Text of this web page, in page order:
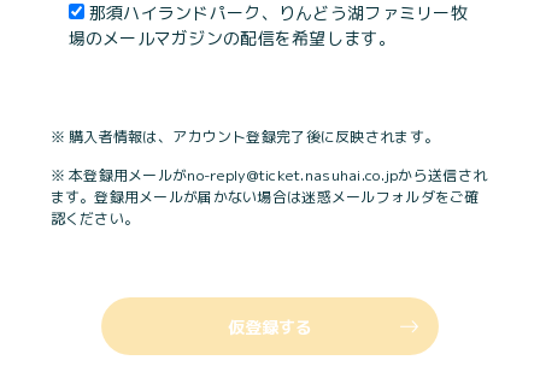
那須ハイランドパーク、りんどう湖ファミリー牧
場のメールマガジンの配信を希望します。
※ 購入者情報は、アカウント登録完了後に反映されます。
※ 本登録用メールがno-reply@ticket.nasuhai.co.jpから送信され
ます。登録用メールが届かない場合は迷惑メールフォルダをご確
認ください。
仮登録する